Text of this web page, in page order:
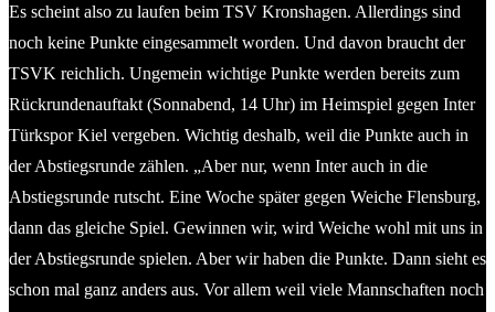
Es scheint also zu laufen beim TSV Kronshagen. Allerdings sind
noch keine Punkte eingesammelt worden. Und davon braucht der
TSVK reichlich. Ungemein wichtige Punkte werden bereits zum
Rückrundenauftakt (Sonnabend, 14 Uhr) im Heimspiel gegen Inter
Türkspor Kiel vergeben. Wichtig deshalb, weil die Punkte auch in
der Abstiegsrunde zählen. „Aber nur, wenn Inter auch in die
Abstiegsrunde rutscht. Eine Woche später gegen Weiche Flensburg,
dann das gleiche Spiel. Gewinnen wir, wird Weiche wohl mit uns in
der Abstiegsrunde spielen. Aber wir haben die Punkte. Dann sieht es
schon mal ganz anders aus. Vor allem weil viele Mannschaften noch